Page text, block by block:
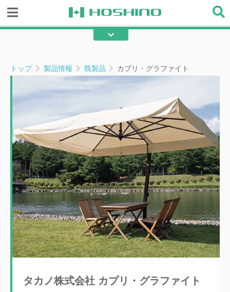
テープ・ロープ部材 メンテ・補修部材
トップ 製品情報 既製品 カプリ・グラファイト
タカノ株式会社 カプリ・グラファイト